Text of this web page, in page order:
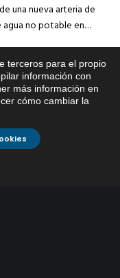
una nueva arteria de
no potable en
Quemadas- 1ª Sem
Carrera Caballo-1º
1º Sem 2026
terceros para el propio
información con
más información en
cómo cambiar la
cualquier duda sobre
haga click abajo.